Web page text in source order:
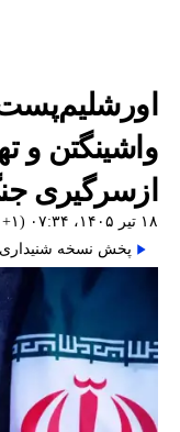
واشینگتن و
ازسرگیری
۱۸ تیر ۱۴۰۵، ۰۷:۳۴ (‎+۱ گرینویچ)
پخش نسخه شنیداری